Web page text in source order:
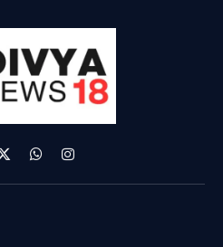
X
(Twitter)
WhatsAppInstagram